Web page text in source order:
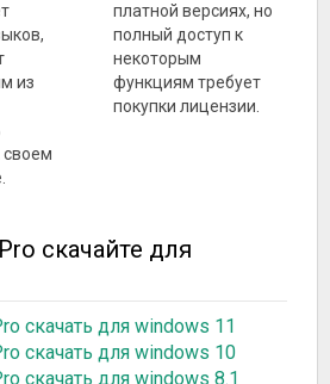
из
своем
платной версиях, но
полный доступ к
некоторым
функциям требует
покупки лицензии.
скачайте для
скачать для windows 11
скачать для windows 10
скачать для windows 8.1